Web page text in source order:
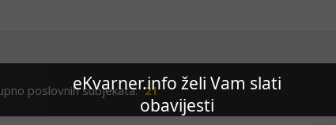
eKvarner.info želi Vam slati
obavijesti
poslovnih subjekata: 21